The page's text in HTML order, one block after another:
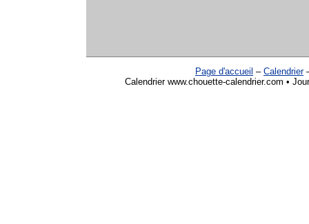
Page d'accueil – Calendrier
Calendrier www.chouette-calendrier.com •